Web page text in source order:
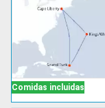
Comidas incluidas